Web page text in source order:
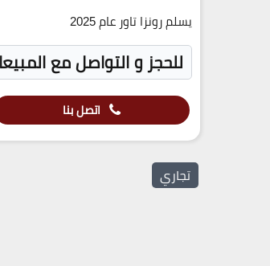
يسلم رونزا تاور عام 2025
للحجز و التواصل مع المبيعات الاتصال :
اتصل بنا
تجاري